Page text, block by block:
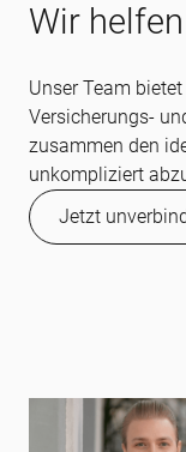
Wir
Unser Team
Versicherungs-
zusammen den
unkompliziert
Jetzt